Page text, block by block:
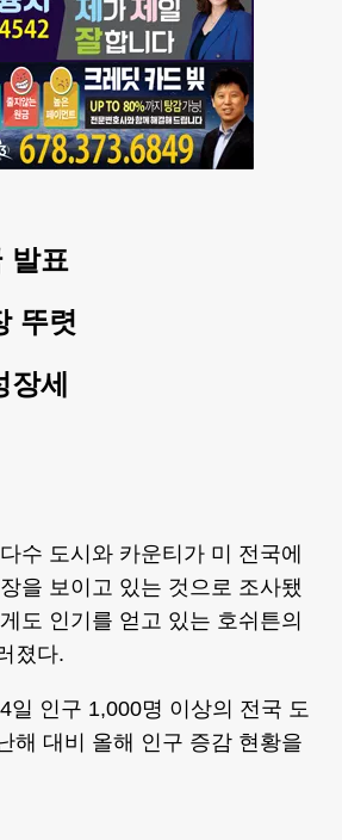
발표
뚜렷
세
수 도시와 카운티가 미 전국에
을 보이고 있는 것으로 조사됐
도 인기를 얻고 있는 호쉬튼의
졌다.
일 인구 1,000명 이상의 전국 도
해 대비 올해 인구 증감 현황을